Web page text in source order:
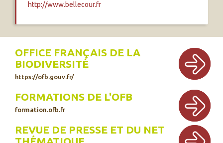
http://www.bellecour.fr
OFFICE FRANÇAIS DE LA
BIODIVERSITÉ
https://ofb.gouv.fr/
FORMATIONS DE L'OFB
formation.ofb.fr
REVUE DE PRESSE ET DU NET